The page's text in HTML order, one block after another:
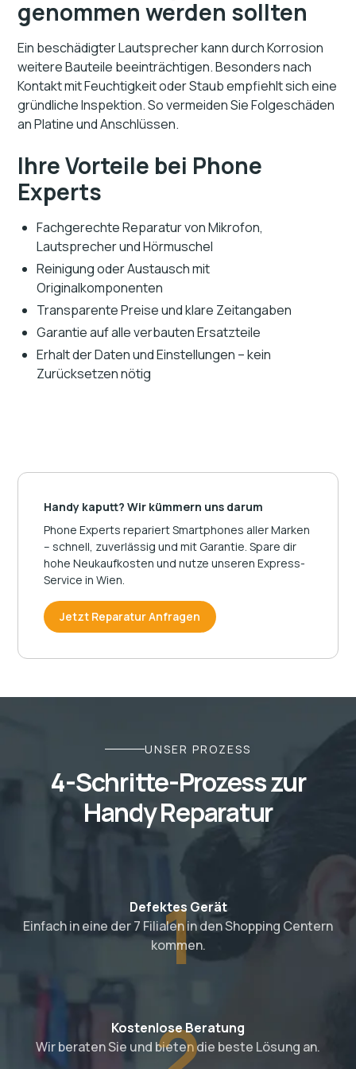
genommen werden sollten
Ein beschädigter Lautsprecher kann durch Korrosion
weitere Bauteile beeinträchtigen. Besonders nach
Kontakt mit Feuchtigkeit oder Staub empfiehlt sich eine
gründliche Inspektion. So vermeiden Sie Folgeschäden
an Platine und Anschlüssen.
Ihre Vorteile bei Phone
Experts
Fachgerechte Reparatur von Mikrofon,
Lautsprecher und Hörmuschel
Reinigung oder Austausch mit
Originalkomponenten
Transparente Preise und klare Zeitangaben
Garantie auf alle verbauten Ersatzteile
Erhalt der Daten und Einstellungen – kein
Zurücksetzen nötig
Handy kaputt? Wir kümmern uns darum
Phone Experts repariert Smartphones aller Marken
– schnell, zuverlässig und mit Garantie. Spare dir
hohe Neukaufkosten und nutze unseren Express-
Service in Wien.
Jetzt Reparatur Anfragen
UNSER PROZESS
4-Schritte-Prozess zur
Handy Reparatur
1
Defektes Gerät
Einfach in eine der 7 Filialen in den Shopping Centern
kommen.
Kostenlose Beratung
Wir beraten Sie und bieten die beste Lösung an.